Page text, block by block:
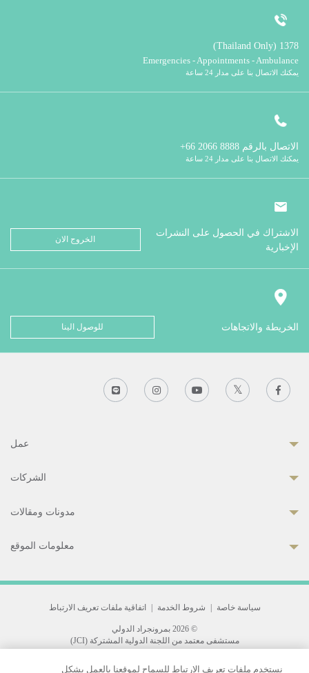
1378 (Thailand Only)
Emergencies - Appointments - Ambulance
يمكنك الاتصال بنا على مدار 24 ساعة
الاتصال بالرقم
يمكنك الاتصال بنا على مدار 24 ساعة
الاشتراك في الحصول على النشرات
الإخبارية
الخروج الان
الخريطة والاتجاهات للوصول الينا
عمل
الشركات
مدونات ومقالات
معلومات الموقع
سياسة خاصة شروط الخدمة اتفاقية ملفات تعريف الارتباط
© 2026 بمرونجراد الدولي
مستشفى معتمد من اللجنة الدولية المشتركة (JCI)
33 Sukhumvit 3, Wattana, Bangkok 10110 Thailand.
نستخدم ملفات تعريف الارتباط للسماح لموقعنا بالعمل بشكل